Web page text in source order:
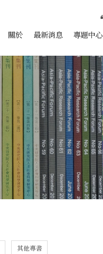
跳至中央區塊/Main Content
關於 最新消息 專題中心
其他專書